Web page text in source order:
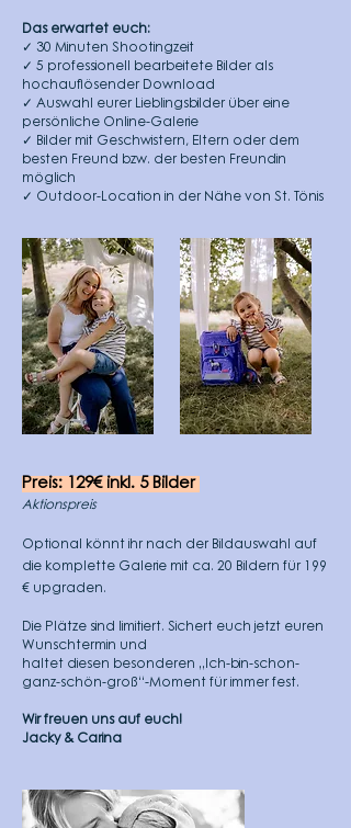
Das erwartet euch:
✓ 30 Minuten Shootingzeit
✓ 5 professionell bearbeitete Bilder als
hochauflösender Download
✓ Auswahl eurer Lieblingsbilder über eine
persönliche Online-Galerie
✓ Bilder mit Geschwistern, Eltern oder dem
besten Freund bzw. der besten Freundin
möglich
✓ Outdoor-Location in der Nähe von St. Tönis
Preis: 129€ inkl. 5 Bilder
Aktionspreis
Optional könnt ihr nach der Bildauswahl auf
die komplette Galerie mit ca. 20 Bildern für 199
€ upgraden.
Die Plätze sind limitiert. Sichert euch jetzt euren
Wunschtermin und
haltet diesen besonderen „Ich-bin-schon-
ganz-schön-groß“-Moment für immer fest.
Wir freuen uns auf euch!
Jacky & Carina